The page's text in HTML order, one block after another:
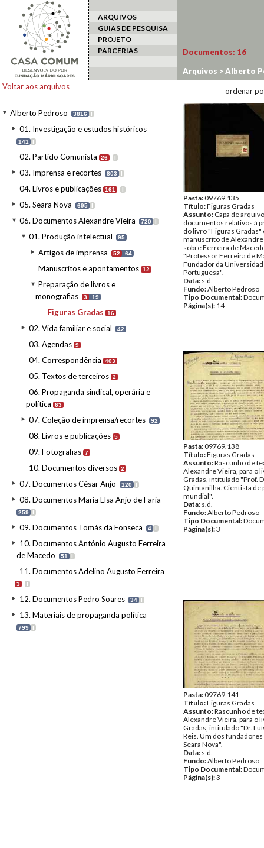
ARQUIVOS
GUIAS DE PESQUISA
PROJETO
PARCERIAS
Voltar aos arquivos
Alberto Pedroso 3816 I
01. Investigação e estudos históricos
141 I
02. Partido Comunista 26 I
03. Imprensa e recortes 803 I
04. Livros e publicações 161 I
05. Seara Nova 695 I
06. Documentos Alexandre Vieira 720 I
01. Produção intelectual 95
Artigos de imprensa 52 64
Manuscritos e apontamentos 12
Preparação de livros e
monografias
3 19
Figuras Gradas 16
02. Vida familiar e social 42
03. Agendas 9
04. Correspondência 403
05. Textos de terceiros 2
06. Propaganda sindical, operária e
política
63
07. Coleção de imprensa/recortes 92
08. Livros e publicações 5
09. Fotografias 7
10. Documentos diversos 2
07. Documentos César Anjo 120 I
08. Documentos Maria Elsa Anjo de Faria
259 I
09. Documentos Tomás da Fonseca 4 I
10. Documentos António Augusto Ferreira
de Macedo
51 I
11. Documentos Adelino Augusto Ferreira
3 I
12. Documentos Pedro Soares 34 I
13. Materiais de propaganda política
799 I
Documentos: 16
Arquivos >Alberto
de livros e
ordenar
Pasta:09769.135
Título:Figuras Gradas
Assunto: Capa de
documentos relativos à
do livro "Figuras Gradas"
manuscrito de
sobre Ferreira de
"Professor Ferreira de
Fundador da
Portuguesa".
Data: s.d.
Fundo:Alberto Pedroso
Tipo Documental:
Página(s): 14
Pasta:09769.138
Título:Figuras Gradas
Assunto:Rascunho de
Alexandre Vieira, para o
Gradas, intitulado "Prof.
Quintanilha. Cientista de
mundial".
Data: s.d.
Fundo:Alberto Pedroso
Tipo Documental:
Página(s):3
Pasta:09769.141
Título:Figuras Gradas
Assunto:Rascunho de
Alexandre Vieira, para o
Gradas, intitulado "Dr.
Reis. Um dos fundadores
Seara Nova".
Data: s.d.
Fundo:Alberto Pedroso
Tipo Documental:
Página(s):3